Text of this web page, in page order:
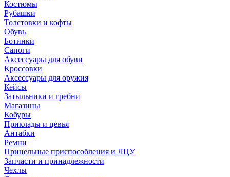
Костюмы
Рубашки
Толстовки и кофты
Обувь
Ботинки
Сапоги
Аксессуары для обуви
Кроссовки
Аксессуары для оружия
Кейсы
Затыльники и гребни
Магазины
Кобуры
Приклады и цевья
Антабки
Ремни
Прицельные приспособления и ЛЦУ
Запчасти и принадлежности
Чехлы